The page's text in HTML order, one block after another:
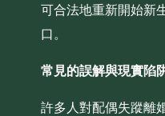
可合法地重新開始新
口。
常見的誤解與現實陷
許多人對配偶失蹤離